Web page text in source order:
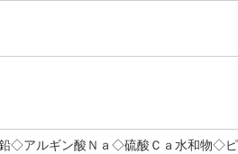
◇アルギン酸Ｎａ◇硫酸Ｃａ水和物◇ピ